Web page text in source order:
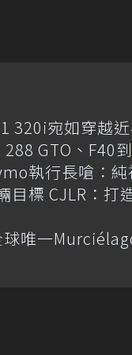
320i宛如穿越
GTO、F40
執行長嗆：
標 CJLR：打
唯一